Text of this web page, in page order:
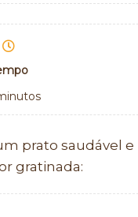
prato saudável e
gratinada: